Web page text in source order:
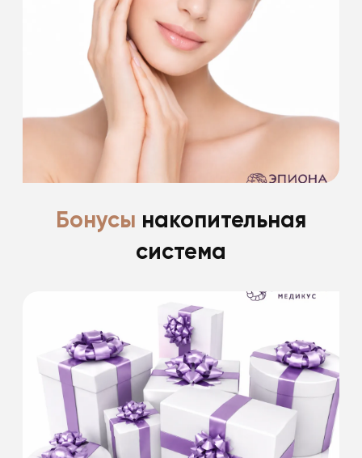
*фиксированные скидки пациентам после
пластической хирургии до 30%
Подробнее
Бонусы накопительная
система
Скидка 15% именинникам на все
косметологические процедуры
в день рождения и 2 недели после.
Скидки не суммируются. Информацию
уточняйте у специалистов клиники.